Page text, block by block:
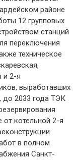
районе
12 групповых
станций
переключения
техническое
и 2-я
выработавших
до 2033 года ТЭК
котельной 2-я
в полном
Санкт-